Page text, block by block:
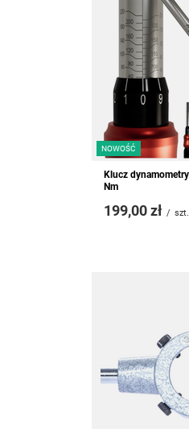
NOWOŚĆ
Klucz
Nm
199,00 zł / szt.